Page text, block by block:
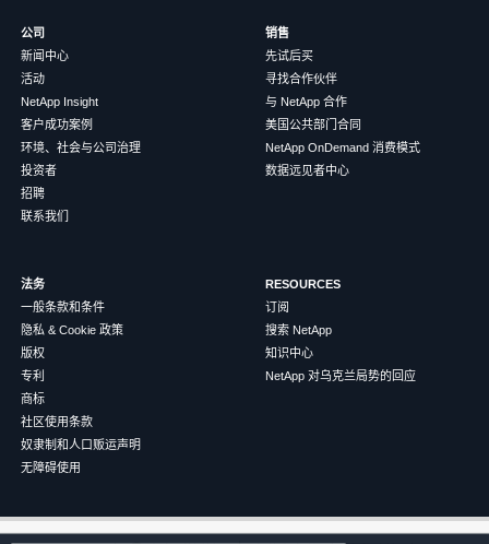
公司
新闻中心
活动
NetApp Insight
客户成功案例
环境、社会与公司治理
投资者
招聘
联系我们
销售
先试后买
寻找合作伙伴
与 NetApp 合作
美国公共部门合同
NetApp OnDemand 消费模式
数据远见者中心
法务
一般条款和条件
隐私 & Cookie 政策
版权
专利
商标
社区使用条款
奴隶制和人口贩运声明
无障碍使用
RESOURCES
订阅
搜索 NetApp
知识中心
NetApp 对乌克兰局势的回应